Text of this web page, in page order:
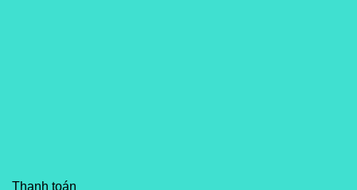
Thanh toán